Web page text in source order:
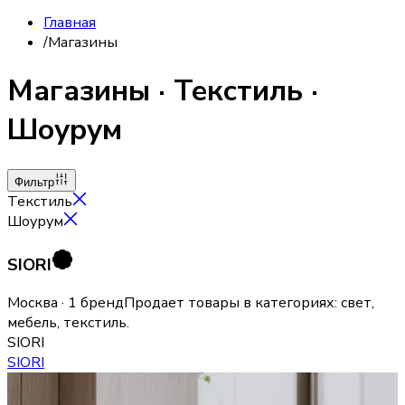
Главная
/Магазины
Магазины · Текстиль ·
Шоурум
Фильтр
Текстиль
Шоурум
SIORI
Москва · 1 брендПродает товары в категориях: свет,
мебель, текстиль.
SIORI
SIORI